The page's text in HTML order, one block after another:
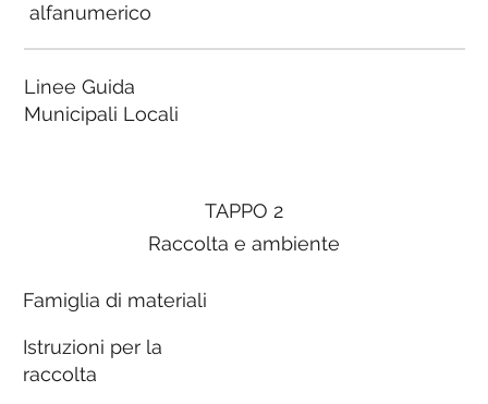
alfanumerico
Linee Guida
Municipali Locali
TAPPO 2
Raccolta e ambiente
Famiglia di materiali
Istruzioni per la
raccolta